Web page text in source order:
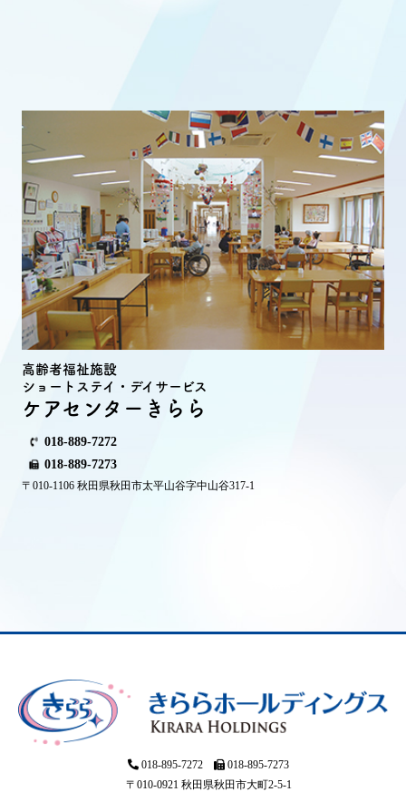
高齢者福祉施設
ショートステイ・デイサービス
ケアセンターきらら
018-889-7272
018-889-7273
〒010-1106 秋田県秋田市太平山谷字中山谷317-1
018-895-7272
018-895-7273
〒010-0921 秋田県秋田市大町2-5-1